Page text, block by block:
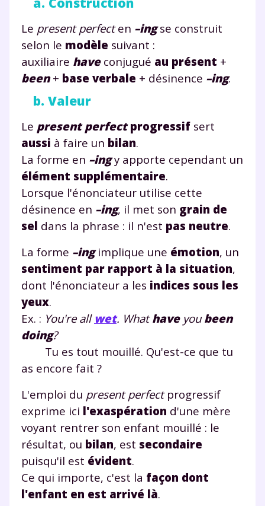
Le present perfecten –ingse construit
selon le modèle suivant :
auxiliaire haveconjugué au présent +
been+ base verbale + désinence –ing.
b. Valeur
Le present perfectprogressif sert
aussi à faire un bilan.
La forme en –ingy apporte cependant un
élément supplémentaire.
Lorsque l'énonciateur utilise cette
désinence en –ing, il met son grain de
sel dans la phrase : il n'est pas neutre.
La forme –ingimplique une émotion, un
sentiment par rapport à la situation,
dont l'énonciateur a les indices sous les
yeux.
Ex. : You're all wet. Whathaveyoubeen
doing?
Tu es tout mouillé. Qu'est-ce que tu
as encore fait ?
L'emploi du present perfectprogressif
exprime ici l'exaspération d'une mère
voyant rentrer son enfant mouillé : le
résultat, ou bilan, est secondaire
puisqu'il est évident.
Ce qui importe, c'est la façon dont
l'enfant en est arrivé là.